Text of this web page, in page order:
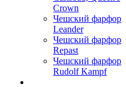
Crown
Чешский фарфор
Leander
Чешский фарфор
Repast
Чешский фарфор
Rudolf Kampf